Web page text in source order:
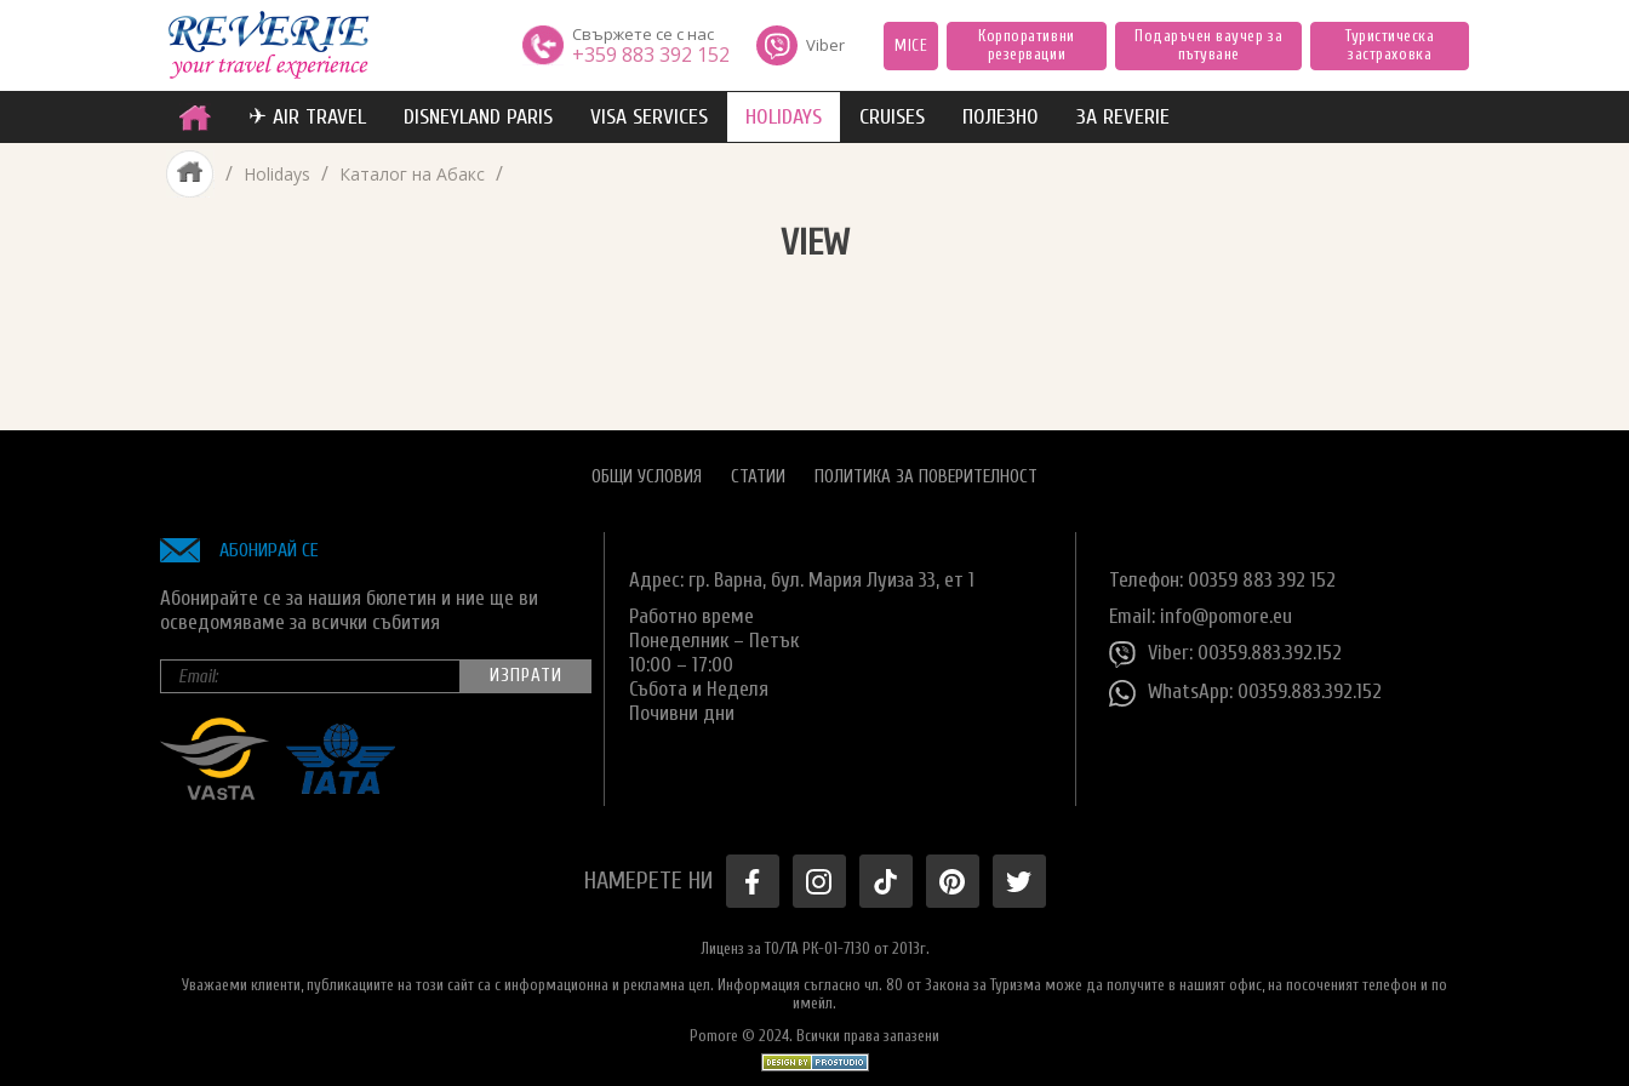
Свържете се с нас
+359 883 392 152 Viber MICE
Корпоративни
резервации
Подаръчен ваучер за
пътуване
Туристическа
застраховка
✈ AIR TRAVEL DISNEYLAND PARIS VISA SERVICES HOLIDAYS CRUISES ПОЛЕЗНО ЗА REVERIE
/ Holidays / Каталог на Абакс /
VIEW
ОБЩИ УСЛОВИЯ СТАТИИ ПОЛИТИКА ЗА ПОВЕРИТЕЛНОСТ
АБОНИРАЙ СЕ
Абонирайте се за нашия бюлетин и ние ще ви
осведомяваме за всички събития
Адрес: гр. Варна, бул. Мария Луиза 33, ет 1
Работно време
Понеделник – Петък
10:00 – 17:00
Събота и Неделя
Почивни дни
Телефон: 00359 883 392 152
Email: info@pomore.eu
Viber: 00359.883.392.152
WhatsApp: 00359.883.392.152
НАМЕРЕТЕ НИ
Лиценз за ТО/ТА РК-01-7130 от 2013г.
Уважаеми клиенти, публикациите на този сайт са с информационна и рекламна цел. Информация съгласно чл. 80 от Закона за Туризма може да получите в нашият офис, на посоченият телефон и по
имейл.
Pomore © 2024. Всички права запазени